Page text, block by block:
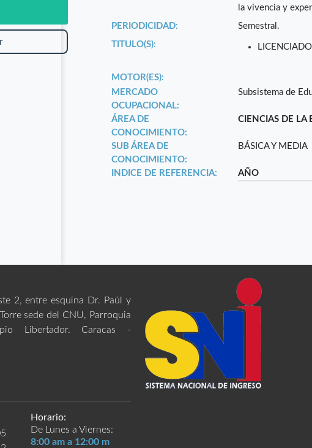
la vivencia y
PERIODICIDAD:
Semestral.
TITULO(S):
MOTOR(ES):
MERCADO
OCUPACIONAL:
Subsistema de
ÁREA DE
CONOCIMIENTO:
CIENCIAS DE LA
SUB ÁREA DE
CONOCIMIENTO:
BÁSICA Y MEDIA
INDICE DE REFERENCIA: AÑO
2, entre esquina Dr. Paúl y
sede del CNU, Parroquia
Libertador. Caracas -
Horario:
De Lunes a Viernes:
8:00 am a 12:00 m